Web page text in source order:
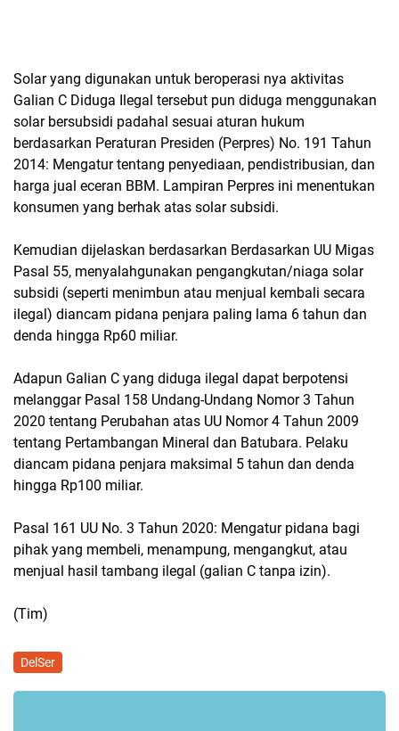
Solar yang digunakan untuk beroperasi nya aktivitas
Galian C Diduga Ilegal tersebut pun diduga menggunakan
solar bersubsidi padahal sesuai aturan hukum
berdasarkan Peraturan Presiden (Perpres) No. 191 Tahun
2014: Mengatur tentang penyediaan, pendistribusian, dan
harga jual eceran BBM. Lampiran Perpres ini menentukan
konsumen yang berhak atas solar subsidi.
Kemudian dijelaskan berdasarkan Berdasarkan UU Migas
Pasal 55, menyalahgunakan pengangkutan/niaga solar
subsidi (seperti menimbun atau menjual kembali secara
ilegal) diancam pidana penjara paling lama 6 tahun dan
denda hingga Rp60 miliar.
Adapun Galian C yang diduga ilegal dapat berpotensi
melanggar Pasal 158 Undang-Undang Nomor 3 Tahun
2020 tentang Perubahan atas UU Nomor 4 Tahun 2009
tentang Pertambangan Mineral dan Batubara. Pelaku
diancam pidana penjara maksimal 5 tahun dan denda
hingga Rp100 miliar.
Pasal 161 UU No. 3 Tahun 2020: Mengatur pidana bagi
pihak yang membeli, menampung, mengangkut, atau
menjual hasil tambang ilegal (galian C tanpa izin).
(Tim)
DelSer